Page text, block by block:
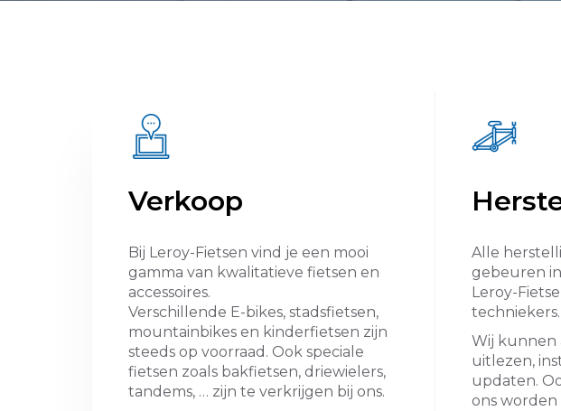
Verkoop
Bij Leroy-Fietsen vind je een mooi
gamma van kwalitatieve fietsen en
accessoires.
Verschillende E-bikes, stadsfietsen,
mountainbikes en kinderfietsen zijn
steeds op voorraad. Ook speciale
fietsen zoals bakfietsen, driewielers,
tandems, … zijn te verkrijgen bij ons.
Alle
gebeuren
Leroy-
techniekers.
Wij kunnen
uitlezen,
updaten.
ons worden